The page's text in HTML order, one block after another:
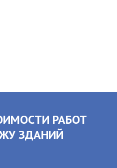
РАБОТ
ЗДАНИЙ